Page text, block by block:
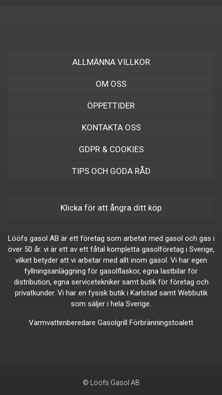
ALLMÄNNA VILLKOR
OM OSS
ÖPPETTIDER
KONTAKTA OSS
GDPR & COOKIES
TIPS OCH GODA RÅD
Klicka för att ångra ditt köp
Lööfs gasol AB är ett företag som arbetat med gasol och gas i
över 50 år. vi är ett av ett fåtal kompletta gasolföretag i Sverige,
vilket betyder att vi arbetar med allt inom gasol. Vi har egen
fyllningsanläggning för gasolflaskor, egna lastbilar för
distribution, egna servicetekniker samt butik för företag och
privatkunder. Vi har en fysisk butik i Karlstad samt Webbutik
som säljer i hela Sverige.
Varmvattenberedare Gasolgrill Förbränningstoalett
© Lööfs Gasol AB